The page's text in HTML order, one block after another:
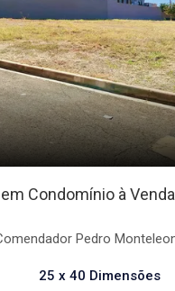
Condomínio à
Pedro Monteleone,
25 x 40 Dimensões